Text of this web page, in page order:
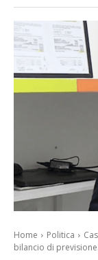
Home Politica
bilancio di